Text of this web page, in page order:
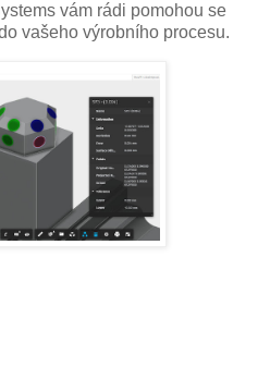
vám rádi pomohou se
vašeho výrobního procesu.